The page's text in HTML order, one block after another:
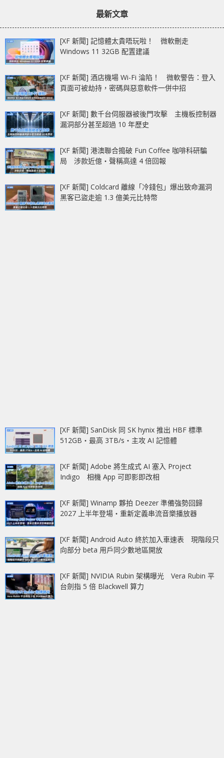
開放網絡領域的增長超最新文章
[XF 新聞] 記憶體太貴唔玩啦！ 微軟刪走
Windows 11 32GB 配置建議
[XF 新聞] 酒店機場 Wi-Fi 淪陷！ 微軟警告：登入
頁面可被劫持，密碼與惡意軟件一併中招
[XF 新聞] 數千台伺服器被後門攻擊 主機板控制器
漏洞部分甚至超過 10 年歷史
[XF 新聞] 港澳聯合搗破 Fun Coffee 咖啡科研騙
局 涉款近億‧聲稱高達 4 倍回報
[XF 新聞] Coldcard 離線「冷錢包」爆出致命漏洞
黑客已盜走逾 1.3 億美元比特幣
[XF 新聞] SanDisk 同 SK hynix 推出 HBF 標準
512GB‧最高 3TB/s‧主攻 AI 記憶體
[XF 新聞] Adobe 將生成式 AI 塞入 Project
Indigo 相機 App 可即影即改相
[XF 新聞] Winamp 夥拍 Deezer 準備強勢回歸
2027 上半年登場‧重新定義串流音樂播放器
[XF 新聞] Android Auto 終於加入車速表 現階段只
向部分 beta 用戶同少數地區開放
[XF 新聞] NVIDIA Rubin 架構曝光 Vera Rubin 平
台劍指 5 倍 Blackwell 算力